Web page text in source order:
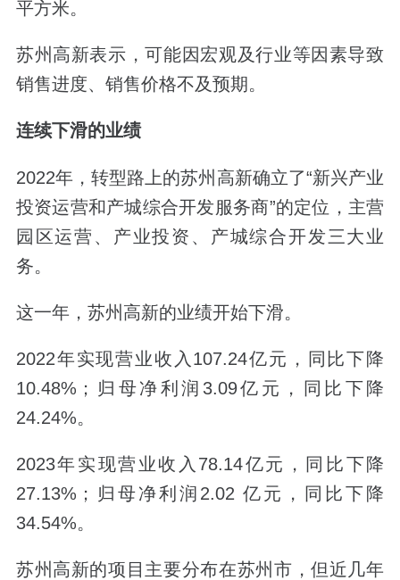
平方米。
苏州高新表示，可能因宏观及行业等因素导致
销售进度、销售价格不及预期。
连续下滑的业绩
2022年，转型路上的苏州高新确立了“新兴产业
投资运营和产城综合开发服务商”的定位，主营
园区运营、产业投资、产城综合开发三大业
务。
这一年，苏州高新的业绩开始下滑。
2022年实现营业收入107.24亿元，同比下降
10.48%；归母净利润3.09亿元，同比下降
24.24%。
2023年实现营业收入78.14亿元，同比下降
27.13%；归母净利润2.02 亿元，同比下降
34.54%。
苏州高新的项目主要分布在苏州市，但近几年